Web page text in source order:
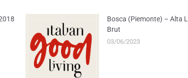
Bosca (Piemonte) – Alta
Brut
03/06/2023